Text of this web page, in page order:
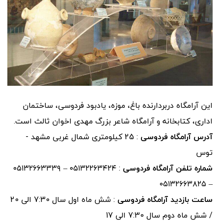
این آرامگاه دربردارنده باغ، موزه، یادبود فردوسی، ساختمان
اداری، کتابخانه و آرامگاه شاعر بزرگ مهدی اخوان ثالث است.
آدرس آرامگاه فردوسی
: 25 کیلومتری شمال غربی مشهد -
توس
شماره تلفن آرامگاه فردوسی
: ۰۵۱۳۲۲۶۳۴۲۴ – ۰۵۱۳۲۶۶۳۳۳۹
– ۰۵۱۳۲۶۶۳۸۲۵
ساعت بازدید آرامگاه فردوسی
: شش ماه اول سال 7:30 الی 20
/ شش ماه دوم سال 7:30 الی 17